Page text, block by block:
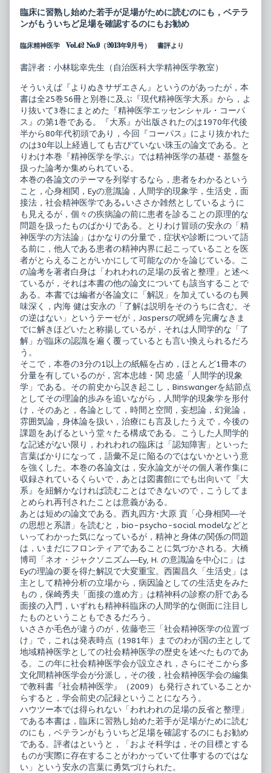
医
学
エ
セ
シ
ャ
コ
ー
パ
ス
1
精
神
医
を
学
ぶ
published
on
posts
by
the
of
医
エ
ッ
セ
ン
シ
ャ
ル・
コ
ー
パ
ス
1
精
神
医
学
を
ぶ,
臨床に習熟し始めた若手が足場がために読むのにも，ベテラ
ンがもういちど足場を確認するのにもお勧め
臨床精神医学 Vol.42 No.9（2013年9月号） 書評より
書評者：小林聡幸先生（自治医科大学精神医学教室）
そういえば『よりぬきサザエさん』というのがあったが，本
書は全25巻56冊と別巻に及ぶ『現代精神医学大系』から，よ
り抜いて3巻にまとめた『精神医学エッセンシャル・コーパ
ス』の第1巻である。『大系』が出版されたのは1970年代後
半から80年代初頭であり，今回『コーパス』により抜かれた
のは30年以上経過しても古びていない珠玉の論文である。と
りわけ本巻『精神医学を学ぶ』では精神医学の基礎・基盤を
扱った論考か集められている。
本巻の各論文のテーマを列挙するなら，患者をわかるという
こと，心身相関，Eyの意識論，人間学的現象学，生活史，面
接法，社会精神医学である｡いささか雑然としているように
も見えるが，個々の疾病論の前に患者を診ることの原理的な
問題を扱ったものばかりである。とりわけ冒頭の安永の「精
神医学の方法論」はかなりの分量で，症状や診断について語
る前に，他人である患者の精神内界に起こっていることを医
者がとらえることがいかにして可能なのかを論じている。こ
の論考を著者白身は「われわれの足場の反省と整理」と述べ
ているが，それは本書の他の論文についても該当することで
ある。本書では編者が各論文に「解説」を加えているのも興
味深く，内海 健は安永の「了解は説明をそのうちに含む。そ
の逆はない」というテーゼが，Jaspersの呪縛を完膚なきま
でに解きほどいたと称揚しているが，それは人間学的な「了
解」が臨床の認識を遍く覆っているとも言い換えられるだろ
う。
そこで，本巻の3分の1以上の紙幅を占め，ほとんど1冊本の
分量を有しているのが，宮本忠雄・関 忠盛「人間学的現象
学」である。その前史から説き起こし，Binswangerを結節点
としてその理論的歩みを追いながら，人間学的現象学を形付
け，そのあと，各論として，時間と空間，妄想論，幻覚論，
雰囲気論，身体論を扱い，治療にも言及したうえで，今後の
課題をあげるという堂々たる構成である。こうした人間学的
な記述がない限り，われわれの臨床は「認知障害」といった
言葉ばかりになって，語彙不足に陥るのではないかという意
を強くした。本巻の各論文は，安永論文がその個人著作集に
収録されているくらいで，あとは図書館にでも出向いて『大
系』を紐解かなければ読むことはできないので，こうしてま
とめられ再刊されたことは意義がある。
あとは短めの論文である。西丸四方･大原 貢「心身相関―そ
の思想と系譜」を読むと，bio-psycho-social modelなどと
いってわかった気になっているが，精神と身体の関係の問題
は，いまだにフロンティアであることに気づかされる。大橋
博司「ネオ・ジャクソニズム―Ey, H. の意識論を中心に」は
Eyの理論の要を得た解説で大変重宝。西園昌久「生活史」は
主として精神分析の立場から，病因論としての生活史をみた
もの，保崎秀夫「面接の進め方」は精神科の診察の肝である
面接の入門，いずれも精神科臨床の人間学的な側面に注目し
たものということもできるだろう。
いささか毛色が違うのが，佐藤壱三「社会精神医学の位置づ
け」で，これは発表時点（1981年）までのわが国の主として
地域精神医学としての社会精神医学の歴史を述べたものであ
る。この年に社会精神医学会が設立され，さらにそこから多
文化間精神医学会が分派し，その後，社会精神医学会の編集
で教科書『社会精神医学』（2009）も発行されていることか
らすると，学会前史の記録ということになろう。
ハウツー本では得られない「われわれの足場の反省と整理」
である本書は，臨床に習熟し始めた若手が足場がために読む
のにも，ベテランがもういちど足場を確認するのにもお勧め
である。評者はというと，「およそ科学は，その目標とする
ものが実際に存在することがわかっていて仕事するのではな
い」という安永の言葉に勇気づけられた。